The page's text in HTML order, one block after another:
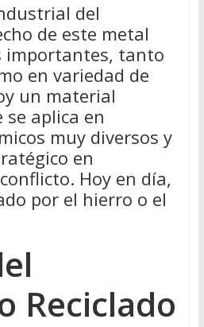
del
de este metal
importantes, tanto
en variedad de
un material
aplica en
muy diversos y
en
Hoy en día,
por el hierro o el
Reciclado